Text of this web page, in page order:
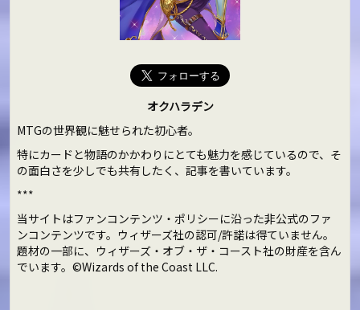
オクハラデン
MTGの世界観に魅せられた初心者。
特にカードと物語のかかわりにとても魅力を感じているので、そ
の面白さを少しでも共有したく、記事を書いています。
***
当サイトはファンコンテンツ・ポリシーに沿った非公式のファ
ンコンテンツです。ウィザーズ社の認可/許諾は得ていません。
題材の一部に、ウィザーズ・オブ・ザ・コースト社の財産を含ん
でいます。©Wizards of the Coast LLC.